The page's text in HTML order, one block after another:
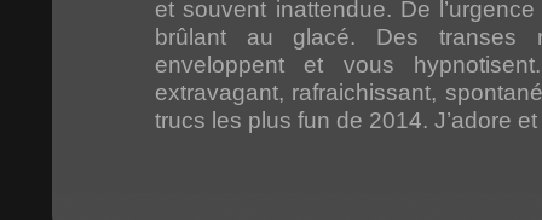
et souvent inattendue. De
brûlant au glacé. Des transes
enveloppent et vous
extravagant, rafraichissant,
trucs les plus fun de 2014. J’adore